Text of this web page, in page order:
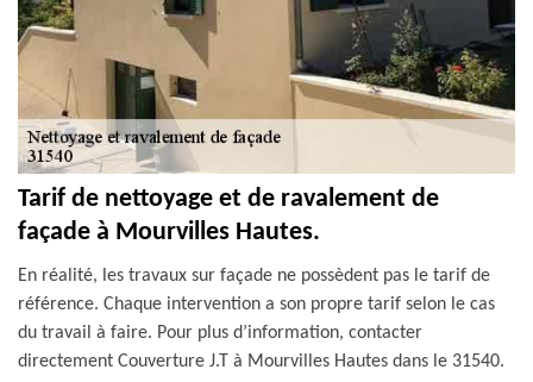
Tarif de nettoyage et de ravalement de
façade à Mourvilles Hautes.
En réalité, les travaux sur façade ne possèdent pas le tarif de
référence. Chaque intervention a son propre tarif selon le cas
du travail à faire. Pour plus d’information, contacter
directement Couverture J.T à Mourvilles Hautes dans le 31540.